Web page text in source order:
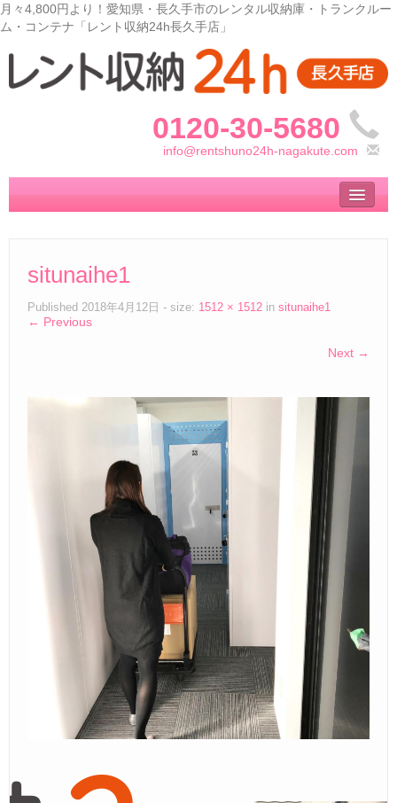
月々4,800円より！愛知県・長久手市のレンタル収納庫・トランクルー
ム・コンテナ「レント収納24h長久手店」
0120-30-5680
info@rentshuno24h-nagakute.com
トップ
– Top –
サイズ料金
Ｑ＆Ａ
– Faq –
ご契約の流れ
– Agreement –
交通アクセス
– Access –
会社案内
– Company –
お問合せ
– Query –
situnaihe1
Published 2018年4月12日 - size: 1512 × 1512 in situnaihe1
← Previous
Next →